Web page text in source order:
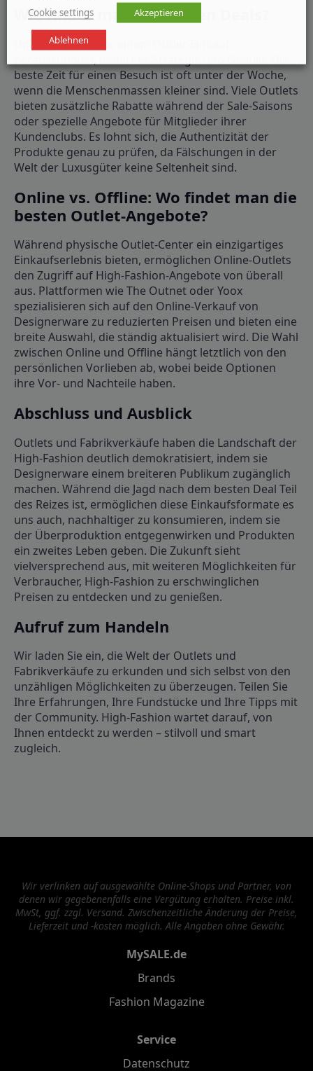
Wie findet man die besten Deals?
Um das Meiste aus einem Outlet-Einkauf
beste Zeit für einen Besuch ist oft unter der Woche,
wenn die Menschenmassen kleiner sind. Viele Outlets
bieten zusätzliche Rabatte während der Sale-Saisons
oder spezielle Angebote für Mitglieder ihrer
Kundenclubs. Es lohnt sich, die Authentizität der
Produkte genau zu prüfen, da Fälschungen in der
Welt der Luxusgüter keine Seltenheit sind.
Online vs. Offline: Wo findet man die
besten Outlet-Angebote?
Während physische Outlet-Center ein einzigartiges
Einkaufserlebnis bieten, ermöglichen Online-Outlets
den Zugriff auf High-Fashion-Angebote von überall
aus. Plattformen wie The Outnet oder Yoox
spezialisieren sich auf den Online-Verkauf von
Designerware zu reduzierten Preisen und bieten eine
breite Auswahl, die ständig aktualisiert wird. Die Wahl
zwischen Online und Offline hängt letztlich von den
persönlichen Vorlieben ab, wobei beide Optionen
ihre Vor- und Nachteile haben.
Abschluss und Ausblick
Outlets und Fabrikverkäufe haben die Landschaft der
High-Fashion deutlich demokratisiert, indem sie
Designerware einem breiteren Publikum zugänglich
machen. Während die Jagd nach dem besten Deal Teil
des Reizes ist, ermöglichen diese Einkaufsformate es
uns auch, nachhaltiger zu konsumieren, indem sie
der Überproduktion entgegenwirken und Produkten
ein zweites Leben geben. Die Zukunft sieht
vielversprechend aus, mit weiteren Möglichkeiten für
Verbraucher, High-Fashion zu erschwinglichen
Preisen zu entdecken und zu genießen.
Aufruf zum Handeln
Wir laden Sie ein, die Welt der Outlets und
Fabrikverkäufe zu erkunden und sich selbst von den
unzähligen Möglichkeiten zu überzeugen. Teilen Sie
Ihre Erfahrungen, Ihre Fundstücke und Ihre Tipps mit
der Community. High-Fashion wartet darauf, von
Ihnen entdeckt zu werden – stilvoll und smart
zugleich.
Wir verlinken auf ausgewählte Online-Shops und Partner, von
denen wir gegebenenfalls eine Vergütung erhalten. Preise inkl.
MwSt, ggf. zzgl. Versand. Zwischenzeitliche Änderung der Preise,
Lieferzeit und -kosten möglich. Alle Angaben ohne Gewähr.
MySALE.de
Brands
Fashion Magazine
Service
Datenschutz
Cookie settings
Akzeptieren
Ablehnen